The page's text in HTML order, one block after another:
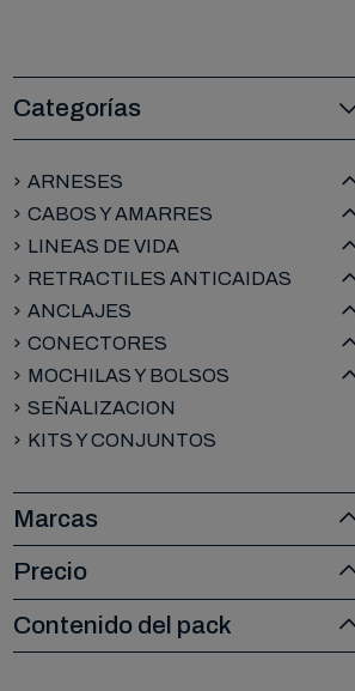
Categorías
ARNESES
CABOS Y AMARRES
LINEAS DE VIDA
RETRACTILES ANTICAIDAS
ANCLAJES
CONECTORES
MOCHILAS Y BOLSOS
SEÑALIZACION
KITS Y CONJUNTOS
Marcas
Precio
Contenido del pack